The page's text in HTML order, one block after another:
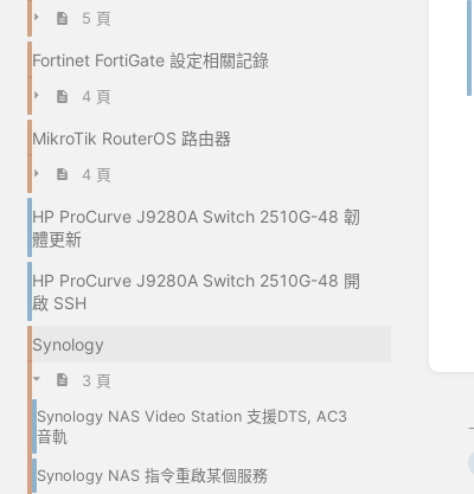
5 頁
Fortinet FortiGate 設定相關記錄
4 頁
MikroTik RouterOS 路由器
4 頁
HP ProCurve J9280A Switch 2510G-48 韌
體更新
HP ProCurve J9280A Switch 2510G-48 開
啟 SSH
Synology
3 頁
Synology NAS Video Station 支援DTS, AC3
音軌
Synology NAS 指令重啟某個服務